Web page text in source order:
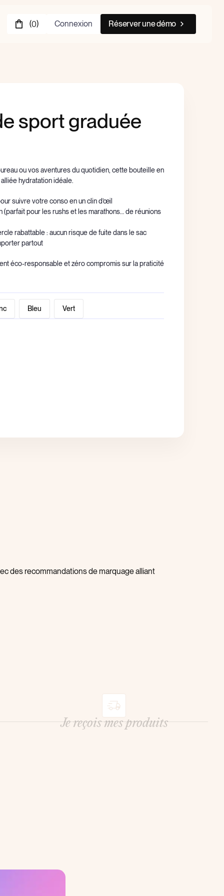
(0) Connexion Réserver une démo
sport graduée
ou vos aventures du quotidien, cette bouteille en
hydratation idéale.
suivre votre conso en un clin d’œil
(parfait pour les rushs et les marathons… de réunions
rabattable : aucun risque de fuite dans le sac
partout
éco-responsable et zéro compromis sur la praticité
Bleu Vert
des recommandations de marquage alliant
Je reçois mes produits